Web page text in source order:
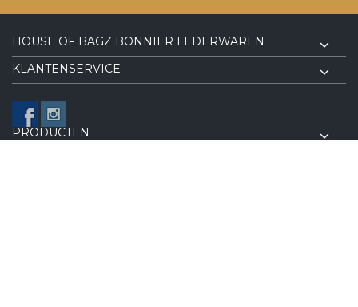
HOUSE OF BAGZ BONNIER LEDERWAREN
KLANTENSERVICE
PRODUCTEN